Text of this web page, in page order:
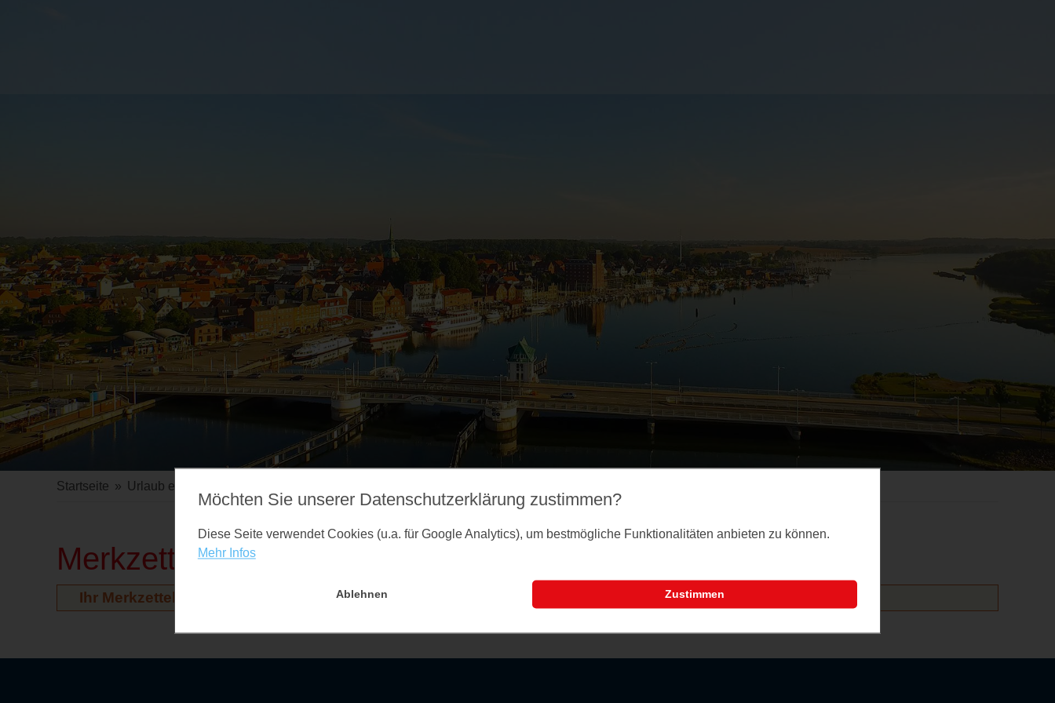
Startseite » Urlaub erleben
Merkzettel
Ihr Merkzettel ist leer. Auf der Veranstaltungsseite können Sie dem Merkzettel Veranstaltungen hinzufügen.
Möchten Sie unserer Datenschutz­erklärung zustimmen?
Diese Seite verwendet Cookies (u.a. für Google Analytics), um bestmögliche Funktionalitäten anbieten zu können.
Mehr Infos
Ablehnen Zustimmen